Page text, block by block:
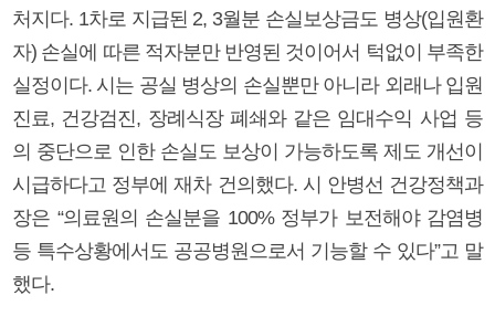
처지다. 1차로 지급된 2, 3월분 손실보상금도 병상(입원환
자) 손실에 따른 적자분만 반영된 것이어서 턱없이 부족한
실정이다. 시는 공실 병상의 손실뿐만 아니라 외래나 입원
진료, 건강검진, 장례식장 폐쇄와 같은 임대수익 사업 등
의 중단으로 인한 손실도 보상이 가능하도록 제도 개선이
시급하다고 정부에 재차 건의했다. 시 안병선 건강정책과
장은 “의료원의 손실분을 100% 정부가 보전해야 감염병
등 특수상황에서도 공공병원으로서 기능할 수 있다”고 말
했다.